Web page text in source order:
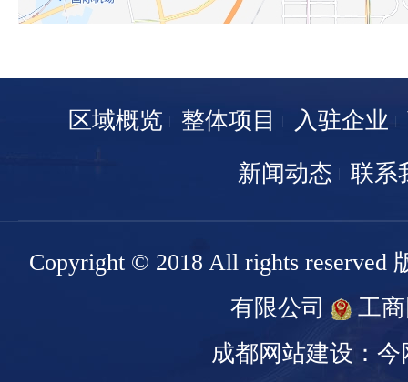
区域概览 整体项目 入驻企业
新闻动态
联系
Copyright © 2018 All rights reserved
有限公司
工
成都网站建设：今